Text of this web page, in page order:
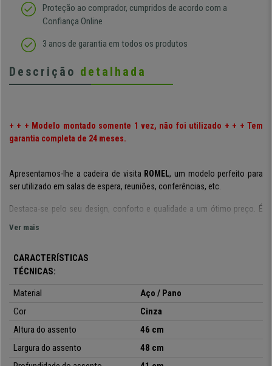
Proteção ao comprador, cumpridos de acordo com a
Confiança Online
3 anos de garantia em todos os produtos
Descrição detalhada
+ + + Modelo montado somente 1 vez, não foi utilizado + + + Tem
garantia completa de 24 meses.
Apresentamos-lhe a cadeira de visita ROMEL, um modelo perfeito para
ser utilizado em salas de espera, reuniões, conferências, etc.
Destaca-se pelo seu design, conforto e qualidade a um ótimo preço. É
em salas de espera, recepções de escritório, conferências ou
eventos.
Tem a vantagem de ser empilhável, o que, sumando ao seu peso leve,
novamente.
destaque pelo seu conforto. Desta forma, garante que as suas visitas, ou
Ver mais
CARACTERÍSTICAS
TÉCNICAS:
Material
Aço / Pano
Cor
Cinza
Altura do assento
46 cm
Largura do assento
48 cm